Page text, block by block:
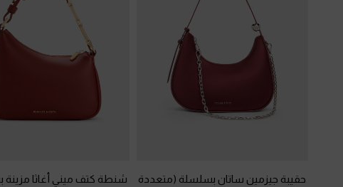
حقيبة جيزمين ساتان بسلسلة (متعددة
شنطة كتف ميني أغاثا